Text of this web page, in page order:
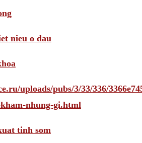
nieu o dau
uploads/pubs/3/33/336/
nhung-gi.html
tinh som